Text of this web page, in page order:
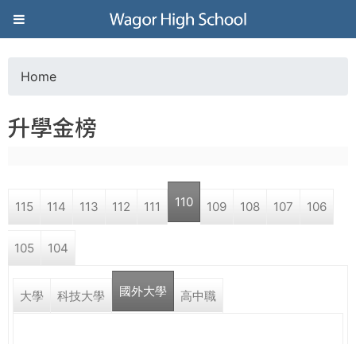
Jump to navigation
葳
格
高
學
o
a
r
e
Home
升學金榜
115 114 113 112 111 110 109 108 107 106
105 104
大學 科技大學 國外大學 高中職